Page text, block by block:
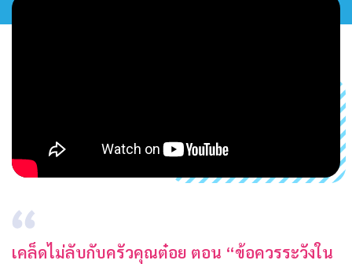
เคล็ดไม่ลับกับครัวคุณต๋อย ตอน “ข้อควรระวังใน